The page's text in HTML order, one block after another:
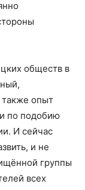
обществ в
также опыт
по подобию
И сейчас
и не
группы
всех